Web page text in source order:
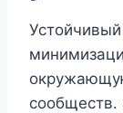
сообществ.